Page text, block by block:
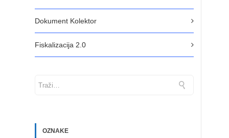
Dokument Kolektor
Fiskalizacija 2.0
OZNAKE